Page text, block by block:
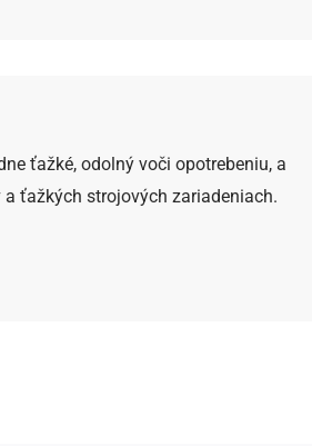
ťažké, odolný voči opotrebeniu, a
ťažkých strojových zariadeniach.